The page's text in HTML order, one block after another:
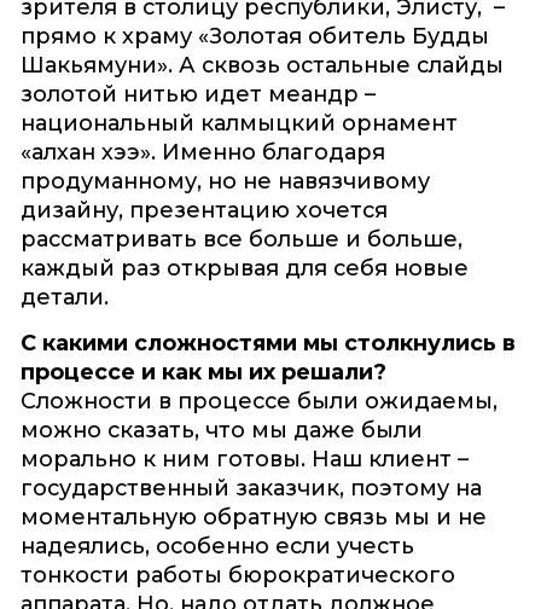
зрителя в столицу республики, Элисту, –
прямо к храму «Золотая обитель Будды
Шакьямуни». А сквозь остальные слайды
золотой нитью идет меандр –
национальный калмыцкий орнамент
«алхан хээ». Именно благодаря
продуманному, но не навязчивому
дизайну, презентацию хочется
рассматривать все больше и больше,
каждый раз открывая для себя новые
детали.
С какими сложностями мы столкнулись в
процессе и как мы их решали?
Сложности в процессе были ожидаемы,
можно сказать, что мы даже были
морально к ним готовы. Наш клиент –
государственный заказчик, поэтому на
моментальную обратную связь мы и не
надеялись, особенно если учесть
тонкости работы бюрократического
аппарата. Но, надо отдать должное